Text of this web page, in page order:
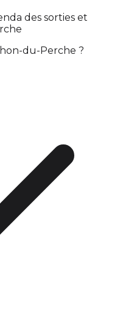
des sorties et
du-Perche ?